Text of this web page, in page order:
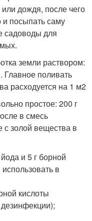
дождя, после чего
посыпать саму
садоводы для
земли раствором:
Главное поливать
расходуется на 1 м2
простое: 200 г
в смесь
золой вещества в
и 5 г борной
в
кислоты